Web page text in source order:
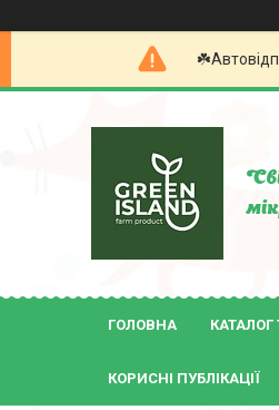
ГОЛОВНА КАТАЛОГ
КОРИСНІ ПУБЛІКАЦІЇ